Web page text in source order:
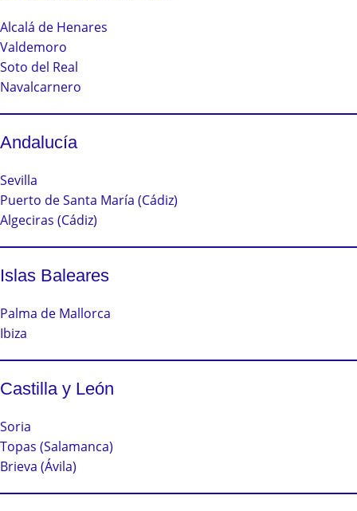
Alcalá de Henares
Valdemoro
Soto del Real
Navalcarnero
Andalucía
Sevilla
Puerto de Santa María (Cádiz)
Algeciras (Cádiz)
Islas Baleares
Palma de Mallorca
Ibiza
Castilla y León
Soria
Topas (Salamanca)
Brieva (Ávila)